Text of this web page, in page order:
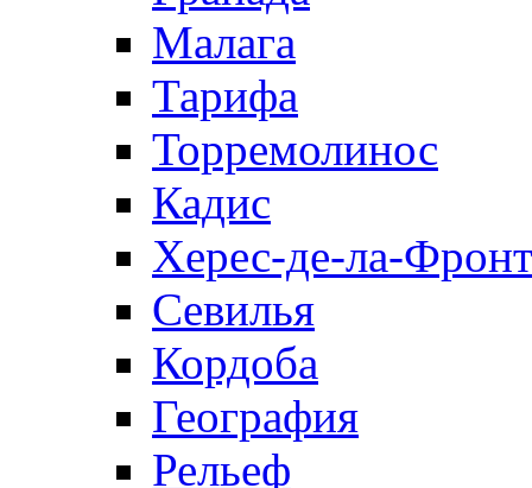
Малага
Тарифа
Торремолинос
Кадис
Херес-де-ла-
Севилья
Кордоба
География
Рельеф